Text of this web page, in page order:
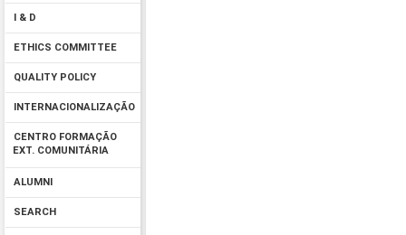
I & D
ETHICS COMMITTEE
QUALITY POLICY
INTERNACIONALIZAÇÃO
CENTRO FORMAÇÃO
EXT. COMUNITÁRIA
ALUMNI
SEARCH